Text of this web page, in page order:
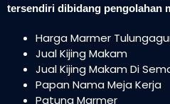
tersendiri dibidang pengolahan
Harga Marmer
Jual Kijing Makam
Jual Kijing Makam Di
Papan Nama Meja Kerja
Patung Marmer